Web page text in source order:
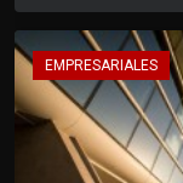
EMPRESARIALES